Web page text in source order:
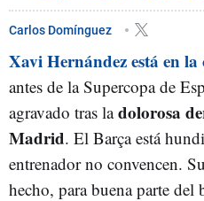
Carlos Domínguez
Xavi Hernández está en
antes de la Supercopa de
agravado tras ladolorosa
Madrid. El Barça está
entrenador no convencen.
hecho, para buena parte del